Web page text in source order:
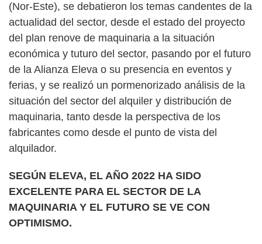
(Nor-Este), se debatieron los temas candentes de la
actualidad del sector, desde el estado del proyecto
del plan renove de maquinaria a la situación
económica y tuturo del sector, pasando por el futuro
de la Alianza Eleva o su presencia en eventos y
ferias, y se realizó un pormenorizado análisis de la
situación del sector del alquiler y distribución de
maquinaria, tanto desde la perspectiva de los
fabricantes como desde el punto de vista del
alquilador.
SEGÚN ELEVA, EL AÑO 2022 HA SIDO
EXCELENTE PARA EL SECTOR DE LA
MAQUINARIA Y EL FUTURO SE VE CON
OPTIMISMO.